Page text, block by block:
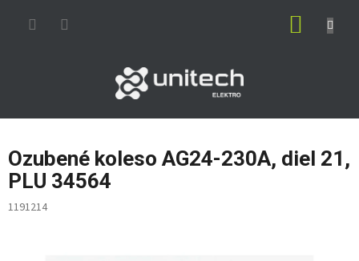
Ozubené koleso AG24-230A, diel 21,
PLU 34564
1191214